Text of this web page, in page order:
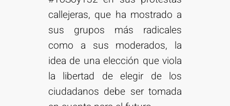
callejeras, que ha mostrado a
sus grupos más radicales
como a sus moderados, la
idea de una elección que viola
la libertad de elegir de los
ciudadanos debe ser tomada